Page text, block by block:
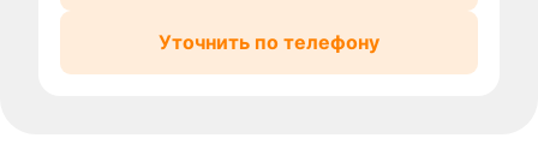
Уточнить по телефону